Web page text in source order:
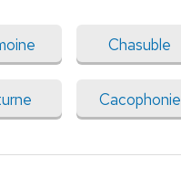
Chasuble
Cacophonie